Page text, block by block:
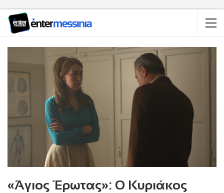
«Άγιος Έρωτας»: Ο Κυριάκος